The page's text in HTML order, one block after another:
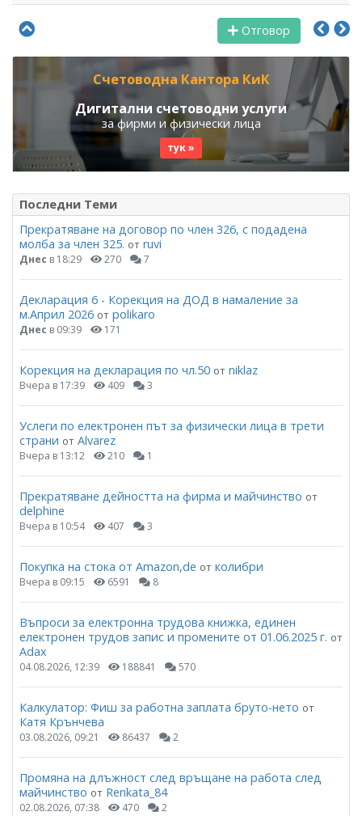
Отговор
Счетоводна Кантора КиК
Дигитални счетоводни услуги
за фирми и физически лица
тук »
Последни Теми
Прекратяване на договор по член 326, с подадена
молба за член 325. от ruvi
Днес в 18:29 270 7
Декларация 6 - Корекция на ДОД в намаление за
м.Април 2026 от polikaro
Днес в 09:39 171
Корекция на декларация по чл.50 от niklaz
Вчера в 17:39 409 3
Услеги по електронен път за физически лица в трети
страни от Alvarez
Вчера в 13:12 210 1
Прекратяване дейността на фирма и майчинство от
delphine
Вчера в 10:54 407 3
Покупка на стока от Amazon,de от колибри
Вчера в 09:15 6591 8
Въпроси за електронна трудова книжка, единен
електронен трудов запис и промените от 01.06.2025 г. от
Adax
04.08.2026, 12:39 188841 570
Калкулатор: Фиш за работна заплата бруто-нето от
Катя Крънчева
03.08.2026, 09:21 86437 2
Промяна на длъжност след връщане на работа след
майчинство от Renkata_84
02.08.2026, 07:38 470 2